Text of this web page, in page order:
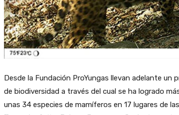
Desde la Fundación ProYungas llevan adelante un
de biodiversidad a través del cual se ha logrado
unas 34 especies de mamíferos en 17 lugares de